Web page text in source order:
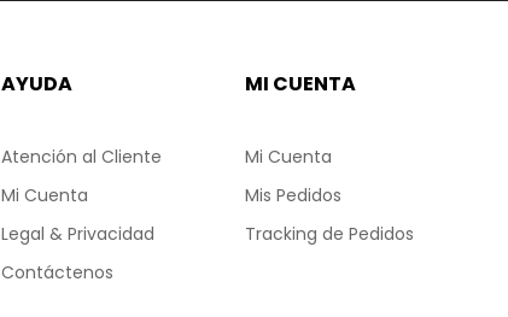
AYUDA
Atención al Cliente
Mi Cuenta
Legal & Privacidad
Contáctenos
MI CUENTA
Mi Cuenta
Mis Pedidos
Tracking de Pedidos